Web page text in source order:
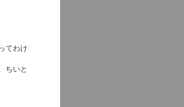
てわけ
ちいと